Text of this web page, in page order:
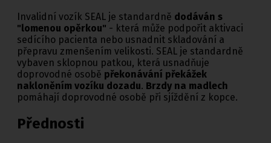
Invalidní vozík SEAL je standardně dodáván s
"lomenou opěrkou" - která může podpořit aktivaci
sedícího pacienta nebo usnadnit skladování a
přepravu zmenšením velikosti. SEAL je standardně
vybaven sklopnou patkou, která usnadňuje
doprovodné osobě překonávání překážek
nakloněním vozíku dozadu. Brzdy na madlech
pomáhají doprovodné osobě při sjíždění z kopce.
Přednosti